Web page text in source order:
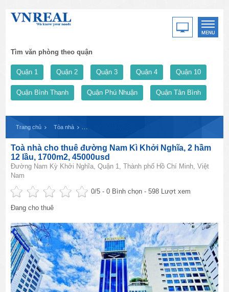
Tìm văn phòng theo quận
Quận 1 Quận 2 Quận 3 Quận 4 Quận 10
Quận Bình Thạnh Quận Phú Nhuận Quận Tân Bình
Trang chủ Tòa nhà
Toà nhà cho thuê đường Nam Kì Khởi Nghĩa, 2 hầm
12 lầu, 1700m2, 45000usd
Đường Nam Kỳ Khởi Nghĩa, Quận 1, Thành phố Hồ Chí Minh, Việt
Nam
0/5 -0 Bình chọn - 598 Lượt xem
Đang cho thuê